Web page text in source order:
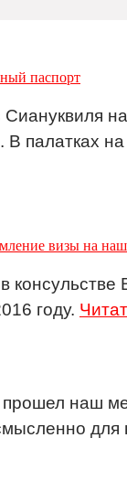
паспорт
В палатках
визы на
году.
наш